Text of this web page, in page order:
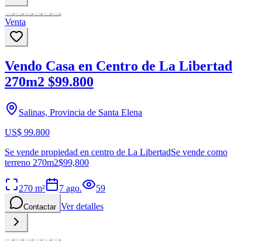
Venta
Vendo Casa en Centro de La Libertad
270m2 $99.800
Salinas, Provincia de Santa Elena
US$ 99.800
Se vende propiedad en centro de La LibertadSe vende como
terreno 270m2$99,800
270 m² 7 ago. 59
Contactar Ver detalles